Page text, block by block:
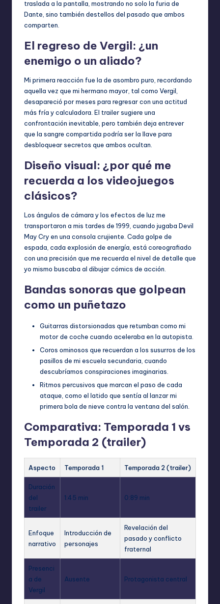
traslada a la pantalla, mostrando no solo la furia de
Dante, sino también destellos del pasado que ambos
comparten.
El regreso de Vergil: ¿un
enemigo o un aliado?
Mi primera reacción fue la de asombro puro, recordando
aquella vez que mi hermano mayor, tal como Vergil,
desapareció por meses para regresar con una actitud
más fría y calculadora. El trailer sugiere una
confrontación inevitable, pero también deja entrever
que la sangre compartida podría ser la llave para
desbloquear secretos que ambos ocultan.
Diseño visual: ¿por qué me
recuerda a los videojuegos
clásicos?
Los ángulos de cámara y los efectos de luz me
transportaron a mis tardes de 1999, cuando jugaba Devil
May Cry en una consola crujiente. Cada golpe de
espada, cada explosión de energía, está coreografiado
con una precisión que me recuerda el nivel de detalle que
yo mismo buscaba al dibujar cómics de acción.
Bandas sonoras que golpean
como un puñetazo
Guitarras distorsionadas que retumban como mi
motor de coche cuando aceleraba en la autopista.
Coros ominosos que recuerdan a los susurros de los
pasillos de mi escuela secundaria, cuando
descubríamos conspiraciones imaginarias.
Ritmos percusivos que marcan el paso de cada
ataque, como el latido que sentía al lanzar mi
primera bola de nieve contra la ventana del salón.
Comparativa: Temporada 1 vs
Temporada 2 (trailer)
Aspecto Temporada 1 Temporada 2 (trailer)
Duración
del
trailer
1:45 min 0:89 min
Enfoque
narrativo
Introducción de
personajes
Revelación del
pasado y conflicto
fraternal
Presenci
a de
Vergil
Ausente Protagonista central